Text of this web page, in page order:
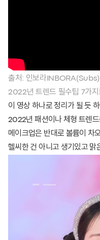
출처: 인보라INBORA(Subs)
2022년 트렌드 필수팁 7가지
이 영상 하나로 정리가 될 듯
2022년 패션이나 체형 트렌드
메이크업은 반대로 볼륨이 차
헬씨한 건 아니고 생기있고 맑